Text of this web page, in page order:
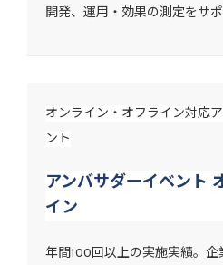
開発、運用・効果の測定をサポ
オンライン・オフライン対応
ント
アンバサダーイベント
イン
年間100回以上の実施実績。企